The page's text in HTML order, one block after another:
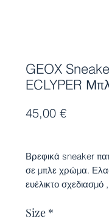
GEOX
ECLYPER
45,00 €Τιμή
Βρεφικά sneaker
σε μπλε χρώμα.
ευέλικτο
Αποσπώμενοι και
Size *